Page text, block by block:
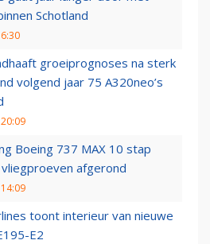
Schotland
groeiprognoses na sterk
volgend jaar 75 A320neo’s
Boeing 737 MAX 10 stap
afgerond
toont interieur van nieuwe
E2